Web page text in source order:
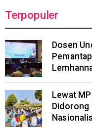
Terpopuler
Dosen
Lewat
Didorong